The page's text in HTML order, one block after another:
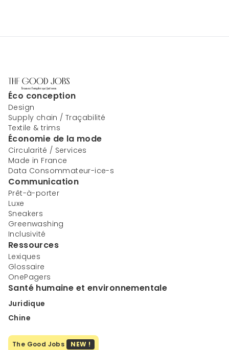
Éco conception
Design
Supply chain / Traçabilité
Textile & trims
Économie de la mode
Circularité / Services
Made in France
Data Consommateur-ice-s
Communication
Prêt-à-porter
Luxe
Sneakers
Greenwashing
Inclusivité
Ressources
Lexiques
Glossaire
OnePagers
Santé humaine et environnementale
Juridique
Chine
The Good Jobs NEW !